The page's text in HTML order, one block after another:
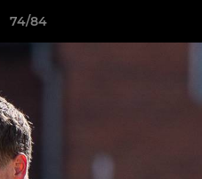
74/84